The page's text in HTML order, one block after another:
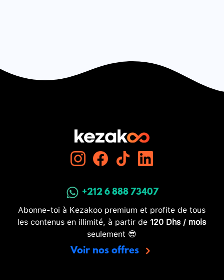
+212 6 888 73407
Abonne-toi à Kezakoo premium et profite de tous
les contenus en illimité, à partir de 120 Dhs / mois
seulement 😎
Voir nos offres